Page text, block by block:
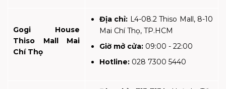
Gogi House
Thiso Mall Mai
Chí Thọ
Địa chỉ: L4-08.2 Thiso Mall, 8-10
Mai Chí Thọ, TP.HCM
Giờ mở cửa: 09:00 - 22:00
Hotline: 028 7300 5440